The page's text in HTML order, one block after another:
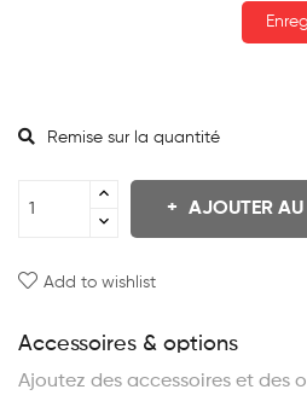
Remise sur la quantité
AJOUTER AU
Add to wishlist
Accessoires & options
Ajoutez des accessoires et des